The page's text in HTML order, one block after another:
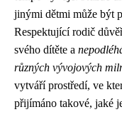
jinými dětmi může být
Respektující rodič
svého dítěte a
různých vývojových
vytváří prostředí, ve
přijímáno takové, jaké